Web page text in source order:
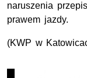
naruszenia
prawem jazdy.
(KWP w